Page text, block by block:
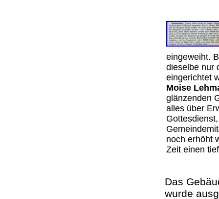
eingeweiht.
dieselbe nur
eingerichtet
Moise
glänzenden
alles über
noch erhöht
Zeit einen
Das
wurde